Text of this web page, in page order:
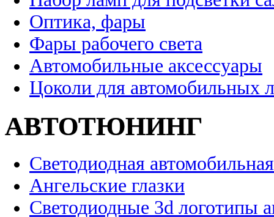
Оптика, фары
Фары рабочего света
Автомобильные аксессуары
Цоколи для автомобильных
АВТОТЮНИНГ
Светодиодная
Ангельские глазки
Светодиодные 3d логотипы